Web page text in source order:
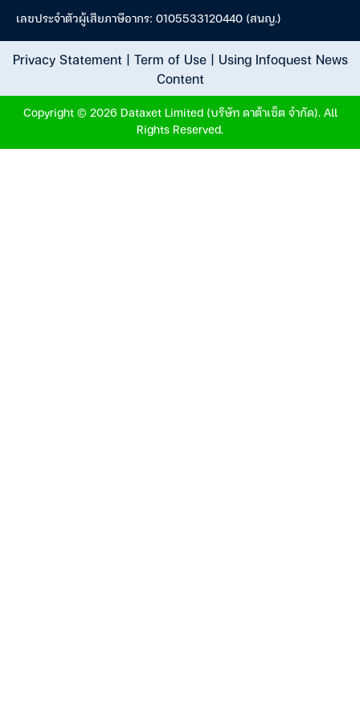
เลขประจำตัวผู้เสียภาษีอากร: 0105533120440 (สนญ.)
Privacy Statement| Term of Use| Using Infoquest News
Content
Copyright © 2026 Dataxet Limited (บริษัท ดาต้าเซ็ต จำกัด). All
Rights Reserved.